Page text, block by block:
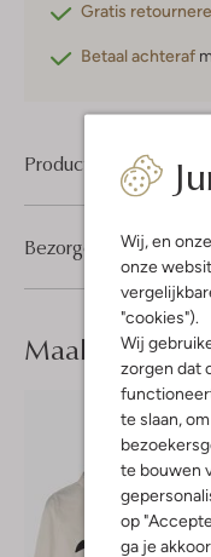
Wij, en onze
onze
"cookies").
Wij
zorgen dat
te slaan,
te bouwen
op
ga je
Gratis
Betaal achteraf
Product informatie
Bezorgen &
Maak jelook